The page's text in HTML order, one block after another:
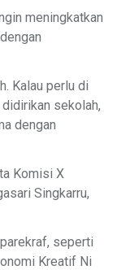
meningkatkan
Kalau perlu di
sekolah,
dengan
Komisi X
Singkarru,
seperti
Kreatif Ni